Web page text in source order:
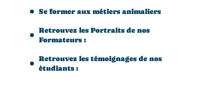
Se former aux métiers animaliers
Retrouvez les Portraits de nos
Formateurs :
Retrouvez les témoignages de nos
étudiants :